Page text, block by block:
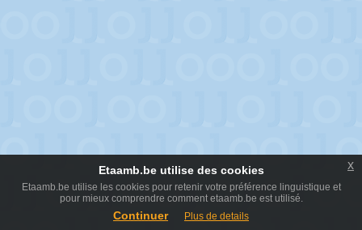
Etaamb.be utilise des cookies
Etaamb.be utilise les cookies pour retenir votre préférence linguistique et
pour mieux comprendre comment etaamb.be est utilisé.
Continuer Plus de details
x